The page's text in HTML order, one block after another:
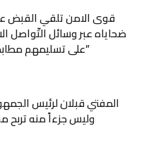
قوى الامن تلقي
ضحاياه عبر وسائل التّواصل
على تسليمهم مطابخ و”أعمال نجارة”
المفتي قبلان لرئيس
وليس جزءاً منه تربح